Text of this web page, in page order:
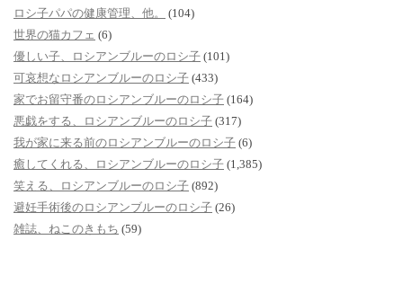
ロシ子パパの健康管理、他。
(104)
世界の猫カフェ (6)
優しい子、ロシアンブルーのロシ子 (101)
可哀想なロシアンブルーのロシ子 (433)
家でお留守番のロシアンブルーのロシ子 (164)
悪戯をする、ロシアンブルーのロシ子 (317)
我が家に来る前のロシアンブルーのロシ子 (6)
癒してくれる、ロシアンブルーのロシ子 (1,385)
笑える、ロシアンブルーのロシ子 (892)
避妊手術後のロシアンブルーのロシ子 (26)
雑誌、ねこのきもち (59)